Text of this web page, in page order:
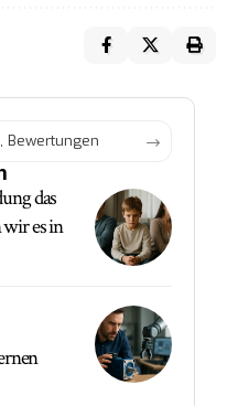
das
es in